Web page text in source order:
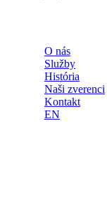
O nás
Služby
História
Naši zverenci
Kontakt
EN